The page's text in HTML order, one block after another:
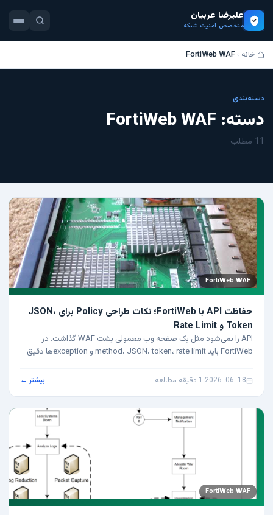
علیرضا عربیان
متخصص امنیت شبکه
خانه FortiWeb WAF
دسته‌بندی
دسته: FortiWeb WAF
11 مطلب
FortiWeb WAF
حفاظت API با FortiWeb؛ نکات طراحی Policy برای JSON،
Token و Rate Limit
API را نمی‌شود مثل یک صفحه وب معمولی پشت WAF گذاشت. در
FortiWeb باید method، JSON، token، rate limit و exceptionها دقیق
2026-06-18
· 1 دقیقه مطالعه بیشتر ←
FortiWeb WAF